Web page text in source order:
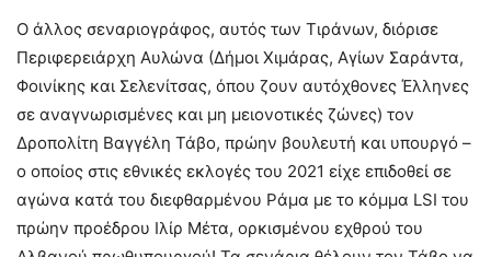
Ο άλλος σεναριογράφος, αυτός των Τιράνων, διόρισε
Περιφερειάρχη Αυλώνα (Δήμοι Χιμάρας, Αγίων Σαράντα,
Φοινίκης και Σελενίτσας, όπου ζουν αυτόχθονες Έλληνες
σε αναγνωρισμένες και μη μειονοτικές ζώνες) τον
Δροπολίτη Βαγγέλη Τάβο, πρώην βουλευτή και υπουργό –
ο οποίος στις εθνικές εκλογές του 2021 είχε επιδοθεί σε
αγώνα κατά του διεφθαρμένου Ράμα με το κόμμα LSI του
πρώην προέδρου Ιλίρ Μέτα, ορκισμένου εχθρού του